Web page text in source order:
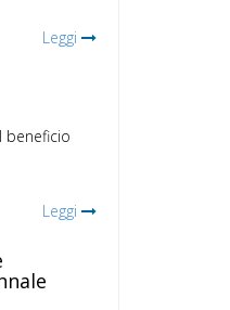
Leggi
beneficio
Leggi